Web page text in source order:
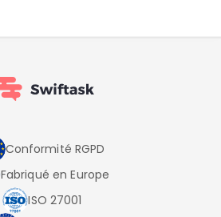
Conformité RGPD
Fabriqué en Europe
ISO 27001